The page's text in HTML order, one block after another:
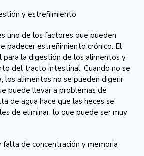
y estreñimiento
uno de los factores que pueden
padecer estreñimiento crónico. El
para la digestión de los alimentos y
del tracto intestinal. Cuando no se
los alimentos no se pueden digerir
puede llevar a problemas de
de agua hace que las heces se
de eliminar, lo que puede ser muy
falta de concentración y memoria